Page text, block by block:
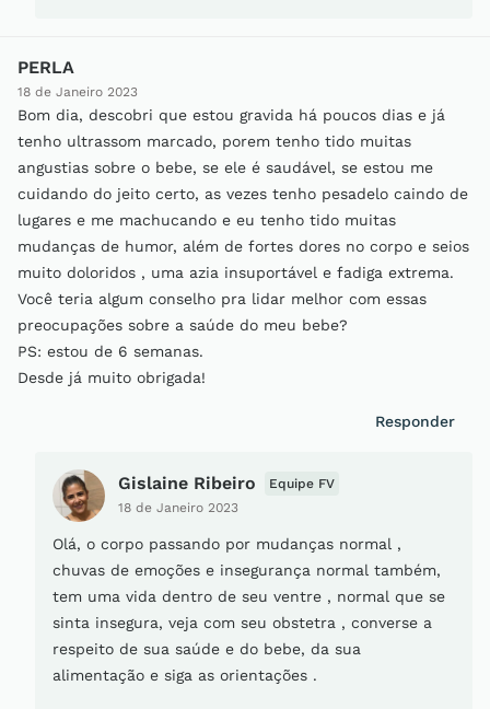
PERLA
18 de Janeiro 2023
Bom dia, descobri que estou gravida há poucos dias e já
tenho ultrassom marcado, porem tenho tido muitas
angustias sobre o bebe, se ele é saudável, se estou me
cuidando do jeito certo, as vezes tenho pesadelo caindo de
lugares e me machucando e eu tenho tido muitas
mudanças de humor, além de fortes dores no corpo e seios
muito doloridos , uma azia insuportável e fadiga extrema.
Você teria algum conselho pra lidar melhor com essas
preocupações sobre a saúde do meu bebe?
PS: estou de 6 semanas.
Desde já muito obrigada!
Responder
Gislaine Ribeiro
18 de Janeiro 2023
Equipe FV
Olá, o corpo passando por mudanças normal ,
chuvas de emoções e insegurança normal também,
tem uma vida dentro de seu ventre , normal que se
sinta insegura, veja com seu obstetra , converse a
respeito de sua saúde e do bebe, da sua
alimentação e siga as orientações .